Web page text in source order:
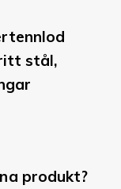
stål,
produkt?